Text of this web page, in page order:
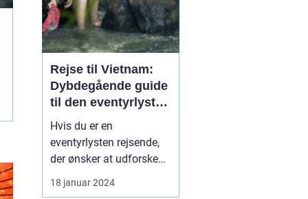
Rejse til Vietnam:
Dybdegående guide
til den eventyrlystne
rejsende
Hvis du er en
eventyrlysten rejsende,
der ønsker at udforske
en ekstraordinær
destination med en rig
18 januar 2024